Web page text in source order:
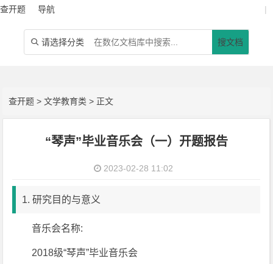
查开题 导航 |
 请选择分类 搜文档
查开题 >文学教育类 > 正文
“琴声”毕业音乐会（一）开题报告
2023-02-28 11:02
1. 研究目的与意义
音乐会名称:
2018级“琴声”毕业音乐会